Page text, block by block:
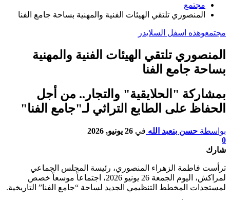
مجتمع
المنصوري تلتقي الهيئات الفنية والمهنية بساحة جامع الفنا
مجتمعوهذه اسفل السلايدر
المنصوري تلتقي الهيئات الفنية والمهنية
بساحة جامع الفنا
بمشاركة "الحلايقية" والتجار.. من أجل
الحفاظ على الطابع التراثي لـ"جامع الفنا"
بواسطة حسن بنعبد الله في 26 يونيو, 2026
0
شارك
ترأست فاطمة الزهراء المنصوري، رئيسة المجلس الجماعي
لمراكش، اليوم الجمعة 26 يونيو 2026، اجتماعاً موسعاً خصص
لمستجدات المخطط التنظيمي الجديد لساحة “جامع الفنا” التاريخية.